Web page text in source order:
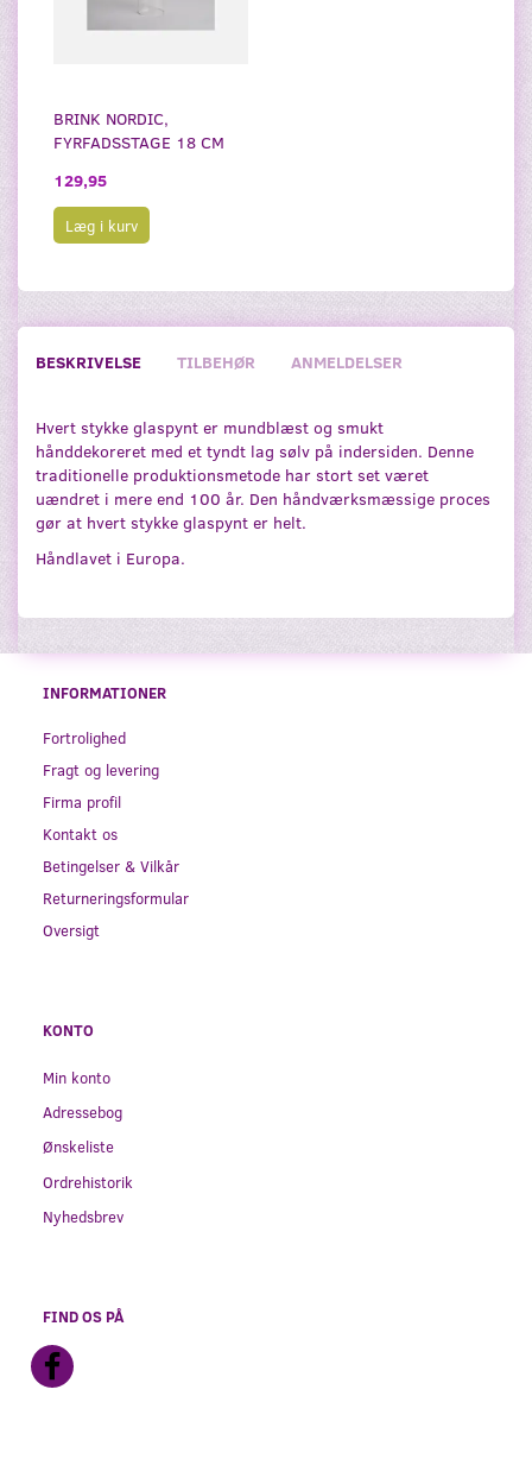
BRINK NORDIC,
FYRFADSSTAGE 18 CM
129,95
Læg i kurv
BESKRIVELSE TILBEHØR ANMELDELSER
Hvert stykke glaspynt er mundblæst og smukt
hånddekoreret med et tyndt lag sølv på indersiden. Denne
traditionelle produktionsmetode har stort set været
uændret i mere end 100 år. Den håndværksmæssige proces
gør at hvert stykke glaspynt er helt.
Håndlavet i Europa.
INFORMATIONER
Fortrolighed
Fragt og levering
Firma profil
Kontakt os
Betingelser & Vilkår
Returneringsformular
Oversigt
KONTO
Min konto
Adressebog
Ønskeliste
Ordrehistorik
Nyhedsbrev
FIND OS PÅ